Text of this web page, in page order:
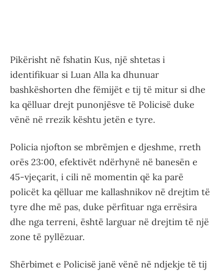
Pikërisht në fshatin Kus, një shtetas i
identifikuar si Luan Alla ka dhunuar
bashkëshorten dhe fëmijët e tij të mitur si dhe
ka qëlluar drejt punonjësve të Policisë duke
vënë në rrezik kështu jetën e tyre.
Policia njofton se mbrëmjen e djeshme, rreth
orës 23:00, efektivët ndërhynë në banesën e
45-vjeçarit, i cili në momentin që ka parë
policët ka qëlluar me kallashnikov në drejtim të
tyre dhe më pas, duke përfituar nga errësira
dhe nga terreni, është larguar në drejtim të një
zone të pyllëzuar.
Shërbimet e Policisë janë vënë në ndjekje të tij